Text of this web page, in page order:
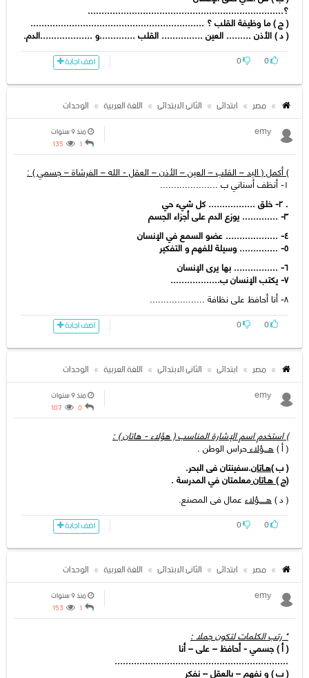
؟.......................................................................
( ج ) ما وظیفة القلب ؟ ...............................................................
( د ) الأذن ......... العین ............... القلب .............و ...................الدم.
0
0 اضف اجابة
مصر ابتدائى الثانى الابتدائى اللغة العربية
الوحدات
emy
منذ 9 سنوات
1
135
)أكمل ( الید – القلب – العین – الأذن – العقل - الله – الفرشاة – جسمي ) :
١- أنظف أسناني ب .....................
. ٢- خلق ................. كل شيء حي
٣- ............. یوزع الدم على أجزاء الجسم
٤- ................... عضو السمع في الإنسان
٥- .............. وسیلة للفھم و التفكیر
٦- ................ بھا یرى الإنسان
٧- یكتب الإنسان ب..................
٨- أنا أحافظ على نظافة ....................
0
0 اضف اجابة
مصر ابتدائى الثانى الابتدائى اللغة العربية
الوحدات
emy
منذ 9 سنوات
0
107
) استخدم اسم الإشارة المناسب ( ھؤلاء - ھاتان ) :
( أ ) هـــؤلاءحراس الوطن .
( ب )هـاتان.سفینتان فى البحر.
(ج )هـاتانمعلمتان في المدرسة .
( د ) هـــــؤلاء عمال فى المصنع.
0
0 اضف اجابة
مصر ابتدائى الثانى الابتدائى اللغة العربية
الوحدات
emy
منذ 9 سنوات
1
153
* رتب الكلمات لتكون جملا :
( أ ) جسمي - أحافظ – على – أنا
...............................................................
( ب ) و نفھم – بالعقل – نفكر